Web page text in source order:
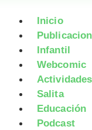
Inicio
Infantil
Webcomic
Actividades
Salita
Educación
Podcast